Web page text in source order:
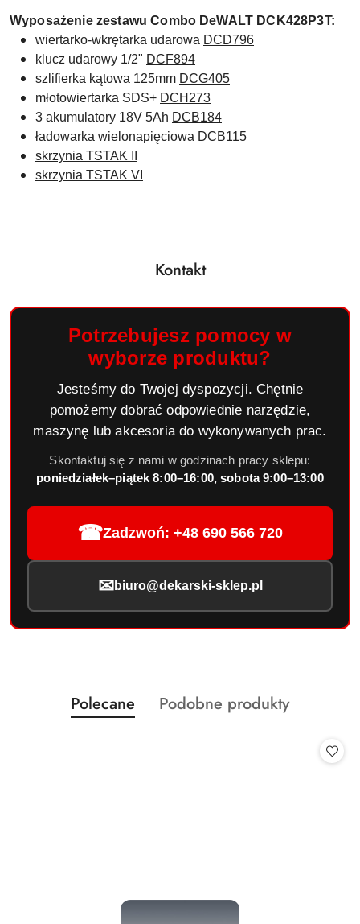
Wyposażenie zestawu Combo DeWALT DCK428P3T:
wiertarko-wkrętarka udarowa DCD796
klucz udarowy 1/2" DCF894
szlifierka kątowa 125mm DCG405
młotowiertarka SDS+ DCH273
3 akumulatory 18V 5Ah DCB184
ładowarka wielonapięciowa DCB115
skrzynia TSTAK II
skrzynia TSTAK VI
Kontakt
Potrzebujesz pomocy w
wyborze produktu?
Jesteśmy do Twojej dyspozycji. Chętnie
pomożemy dobrać odpowiednie narzędzie,
maszynę lub akcesoria do wykonywanych prac.
Skontaktuj się z nami w godzinach pracy sklepu:
poniedziałek–piątek 8:00–16:00, sobota 9:00–13:00
☎Zadzwoń: +48 690 566 720
✉ biuro@dekarski-sklep.pl
Pomiń karuzelę produktów
Produkty
o
Polecane
Produkty
Podobne produkty